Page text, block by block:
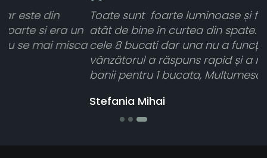
Toate sunt foarte luminoase și funcționează
atât de bine în curtea din spate. A primit toate
cele 8 bucati dar una nu a funcționat,
vânzătorul a răspuns rapid și a rambursat
banii pentru 1 bucata, Multumesc